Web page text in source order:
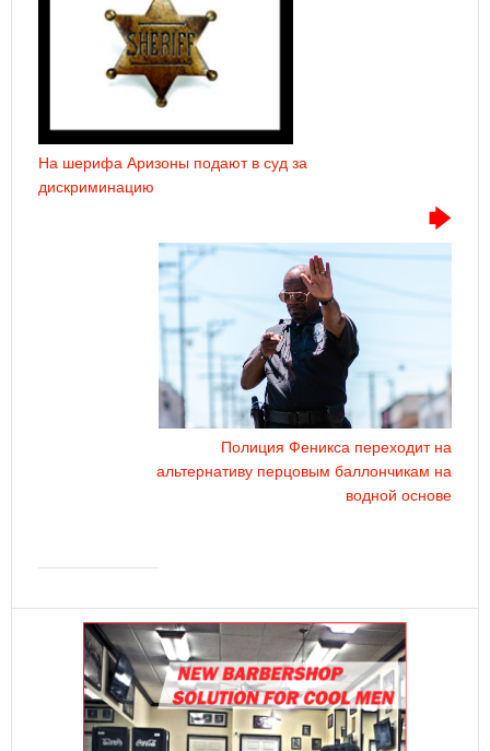
На шерифа Аризоны подают в суд за
дискриминацию
Полиция Феникса переходит на
альтернативу перцовым баллончикам на
водной основе